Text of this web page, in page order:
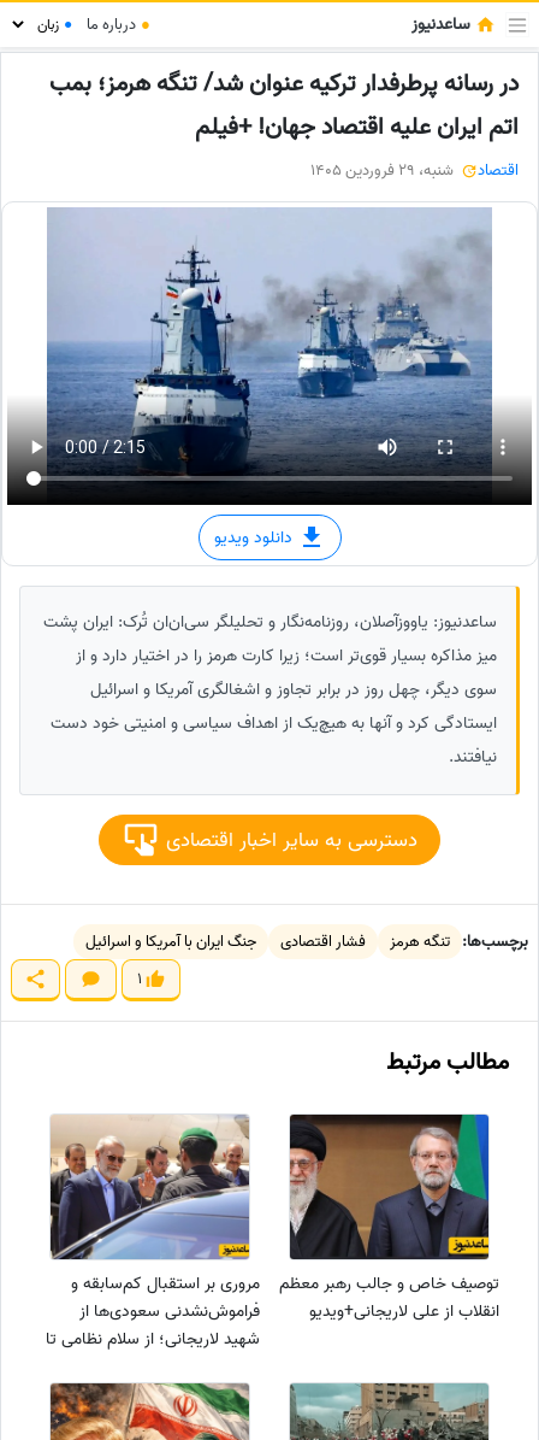
ساعدنیوز ● درباره ما ●
در رسانه پرطرفدار ترکیه عنوان شد/ تنگه هرمز؛ بمب
اتم ایران علیه اقتصاد جهان! +فیلم
اقتصاد شنبه، 29 فروردین 1405
دانلود ویدیو
ساعدنیوز: یاووزآصلان، روزنامه‌نگار و تحلیلگر سی‌ان‌ان تُرک: ایران پشت
میز مذاکره بسیار قوی‌تر است؛ زیرا کارت هرمز را در اختیار دارد و از
سوی دیگر، چهل روز در برابر تجاوز و اشغالگری آمریکا و اسرائیل
ایستادگی کرد و آنها به هیچ‌یک از اهداف سیاسی و امنیتی خود دست
نیافتند.
دسترسی به سایر اخبار اقتصادی
برچسب‌ها: تنگه هرمز فشار اقتصادی
جنگ ایران با آمریکا و اسرائیل
1
مطالب مرتبط
توصیف خاص و جالب رهبر معظم
انقلاب از علی لاریجانی+ویدیو
مروری بر استقبال کم‌سابقه و
فراموش‌نشدنی سعودی‌ها از
شهید لاریجانی؛ از سلام نظامی تا
مقابل دبیر فقید شورای عالی
امنیت ملی +عکس